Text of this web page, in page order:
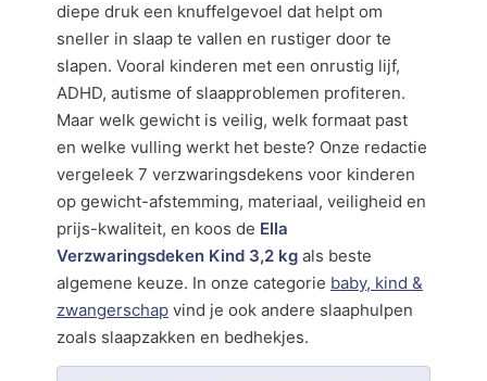
diepe druk een knuffelgevoel dat helpt om
sneller in slaap te vallen en rustiger door te
slapen. Vooral kinderen met een onrustig lijf,
ADHD, autisme of slaapproblemen profiteren.
Maar welk gewicht is veilig, welk formaat past
en welke vulling werkt het beste? Onze redactie
vergeleek 7 verzwaringsdekens voor kinderen
op gewicht-afstemming, materiaal, veiligheid en
prijs-kwaliteit, en koos de Ella
Verzwaringsdeken Kind 3,2 kg als beste
algemene keuze. In onze categorie baby, kind &
zwangerschap vind je ook andere slaaphulpen
zoals slaapzakken en bedhekjes.